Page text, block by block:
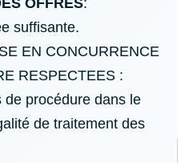
OFFRES:
suffisante.
EN CONCURRENCE
RESPECTEES :
procédure dans le
de traitement des